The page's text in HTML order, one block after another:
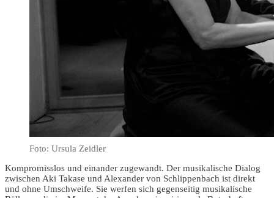
Foto: Ursula Zeidler
Kompromisslos und einander zugewandt. Der musikalische Dialog
zwischen Aki Takase und Alexander von Schlippenbach ist direkt
und ohne Umschweife. Sie werfen sich gegenseitig musikalische